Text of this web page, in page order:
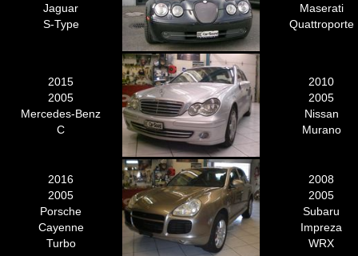
Jaguar
S-Type
Maserati
Quattroporte
2015
2005
Mercedes-Benz
C
2010
2005
Nissan
Murano
2016
2005
Porsche
Cayenne
Turbo
2008
2005
Subaru
Impreza
WRX